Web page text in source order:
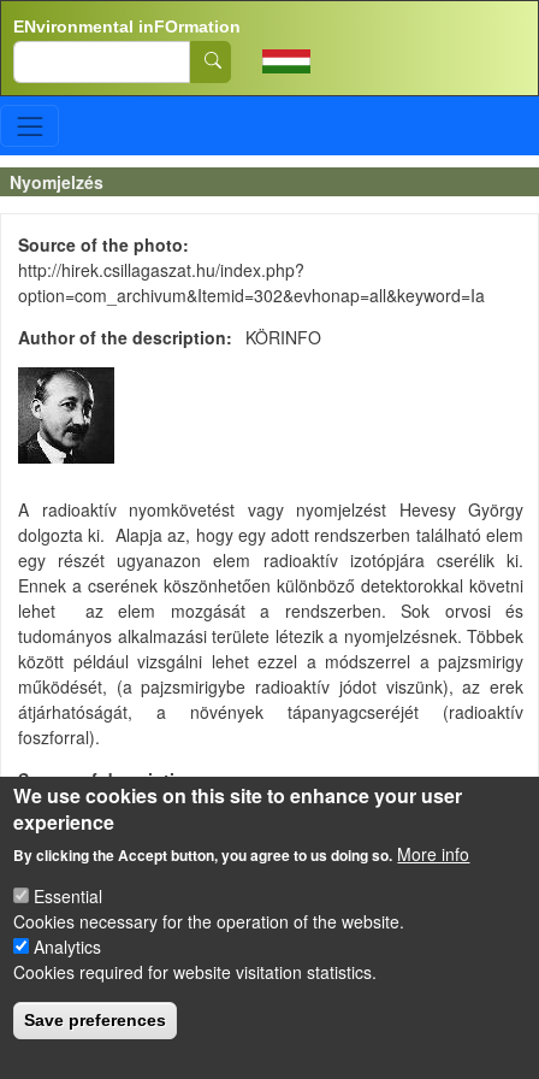
ENvironmental inFOrmation
Search
Nyomjelzés
Source of the photo
http://hirek.csillagaszat.hu/index.php?
option=com_archivum&Itemid=302&evhonap=all&keyword=Ia
Author of the description
KÖRINFO
A radioaktív nyomkövetést vagy nyomjelzést Hevesy György
dolgozta ki. Alapja az, hogy egy adott rendszerben található elem
egy részét ugyanazon elem radioaktív izotópjára cserélik ki.
Ennek a cserének köszönhetően különböző detektorokkal követni
lehet az elem mozgását a rendszerben. Sok orvosi és
tudományos alkalmazási területe létezik a nyomjelzésnek. Többek
között például vizsgálni lehet ezzel a módszerrel a pajzsmirigy
működését, (a pajzsmirigybe radioaktív jódot viszünk), az erek
átjárhatóságát, a növények tápanyagcseréjét (radioaktív
foszforral).
Source of description
http://hu.wikipedia.org/wiki/Radioaktivit%C3%A1s
Radioaktív anyagok alkalmazása
LÁBLÉC
Impressum
Powered by
We use cookies on this site to enhance your user
experience
By clicking the Accept button, you agree to us doing so. More info
Essential
Cookies necessary for the operation of the website.
Analytics
Cookies required for website visitation statistics.
Save preferences